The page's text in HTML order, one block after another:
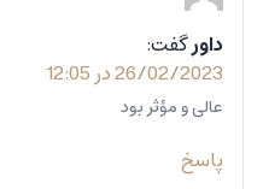
داورگفت:
26/02/2023 در 12:05
عالی و مؤثر بود
پاسخ